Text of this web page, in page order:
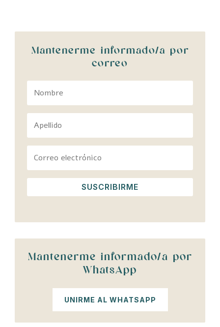
Mantenerme informado/a por
correo
SUSCRIBIRME
Mantenerme informado/a por
WhatsApp
UNIRME AL WHATSAPP